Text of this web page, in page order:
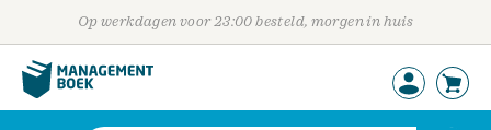
Op werkdagen voor 23:00 besteld, morgen in huis